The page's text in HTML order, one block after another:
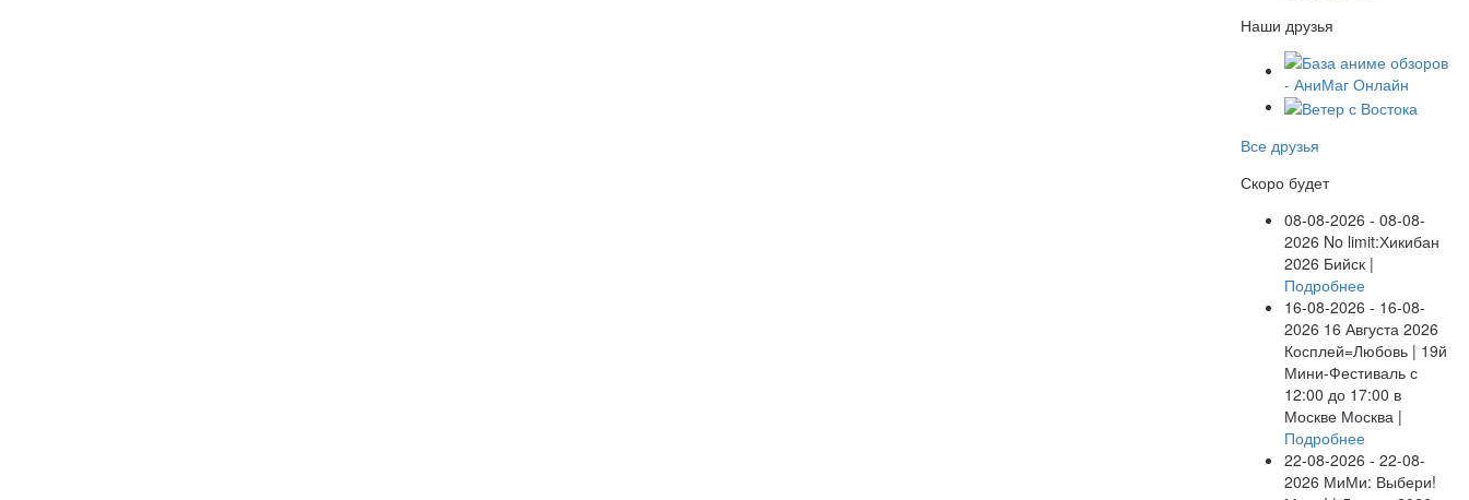
Наши друзья
Все друзья
Скоро будет
08-08-2026 - 08-08-
2026 No limit:Хикибан
2026 Бийск |
Подробнее
16-08-2026 - 16-08-
2026 16 Августа 2026
Косплей=Любовь | 19й
Мини-Фестиваль с
12:00 до 17:00 в
Москве Москва |
Подробнее
22-08-2026 - 22-08-
2026 МиМи: Выбери!